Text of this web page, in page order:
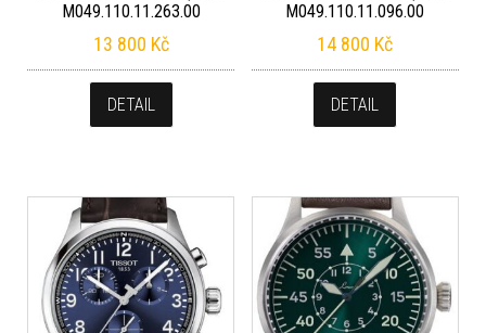
M049.110.11.263.00
13 800 Kč
DETAIL
M049.110.11.096.00
14 800 Kč
DETAIL